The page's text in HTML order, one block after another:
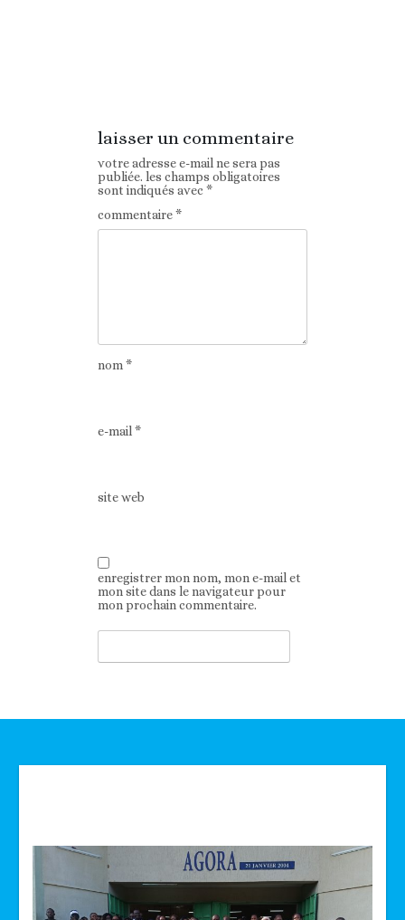
laisser un commentaire
votre adresse e-mail ne sera pas
publiée. les champs obligatoires
sont indiqués avec*
commentaire*
nom*
e-mail*
site web
enregistrer mon nom, mon e-mail et
mon site dans le navigateur pour
mon prochain commentaire.